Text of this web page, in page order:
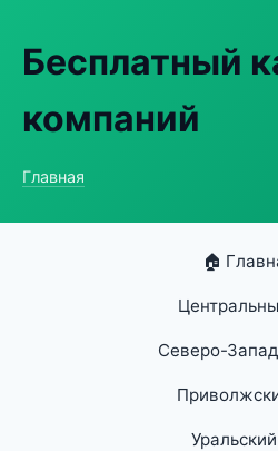
Бесплатный
компаний
Главная
🏠
Северо-